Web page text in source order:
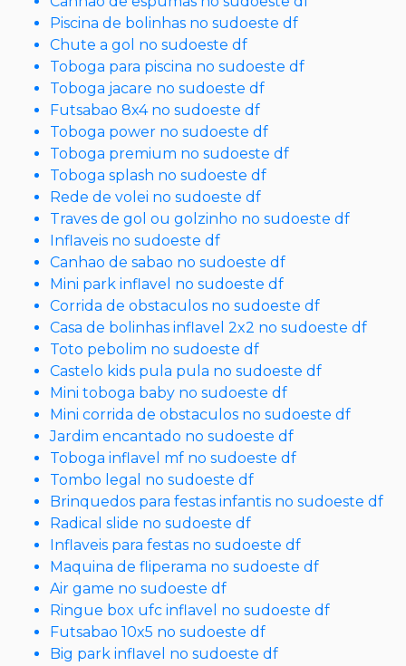
Piscina de bolinhas no sudoeste df
Chute a gol no sudoeste df
Toboga para piscina no sudoeste df
Toboga jacare no sudoeste df
Futsabao 8x4 no sudoeste df
Toboga power no sudoeste df
Toboga premium no sudoeste df
Toboga splash no sudoeste df
Rede de volei no sudoeste df
Traves de gol ou golzinho no sudoeste df
Inflaveis no sudoeste df
Canhao de sabao no sudoeste df
Mini park inflavel no sudoeste df
Corrida de obstaculos no sudoeste df
Casa de bolinhas inflavel 2x2 no sudoeste df
Toto pebolim no sudoeste df
Castelo kids pula pula no sudoeste df
Mini toboga baby no sudoeste df
Mini corrida de obstaculos no sudoeste df
Jardim encantado no sudoeste df
Toboga inflavel mf no sudoeste df
Tombo legal no sudoeste df
Brinquedos para festas infantis no sudoeste df
Radical slide no sudoeste df
Inflaveis para festas no sudoeste df
Maquina de fliperama no sudoeste df
Air game no sudoeste df
Ringue box ufc inflavel no sudoeste df
Futsabao 10x5 no sudoeste df
Big park inflavel no sudoeste df